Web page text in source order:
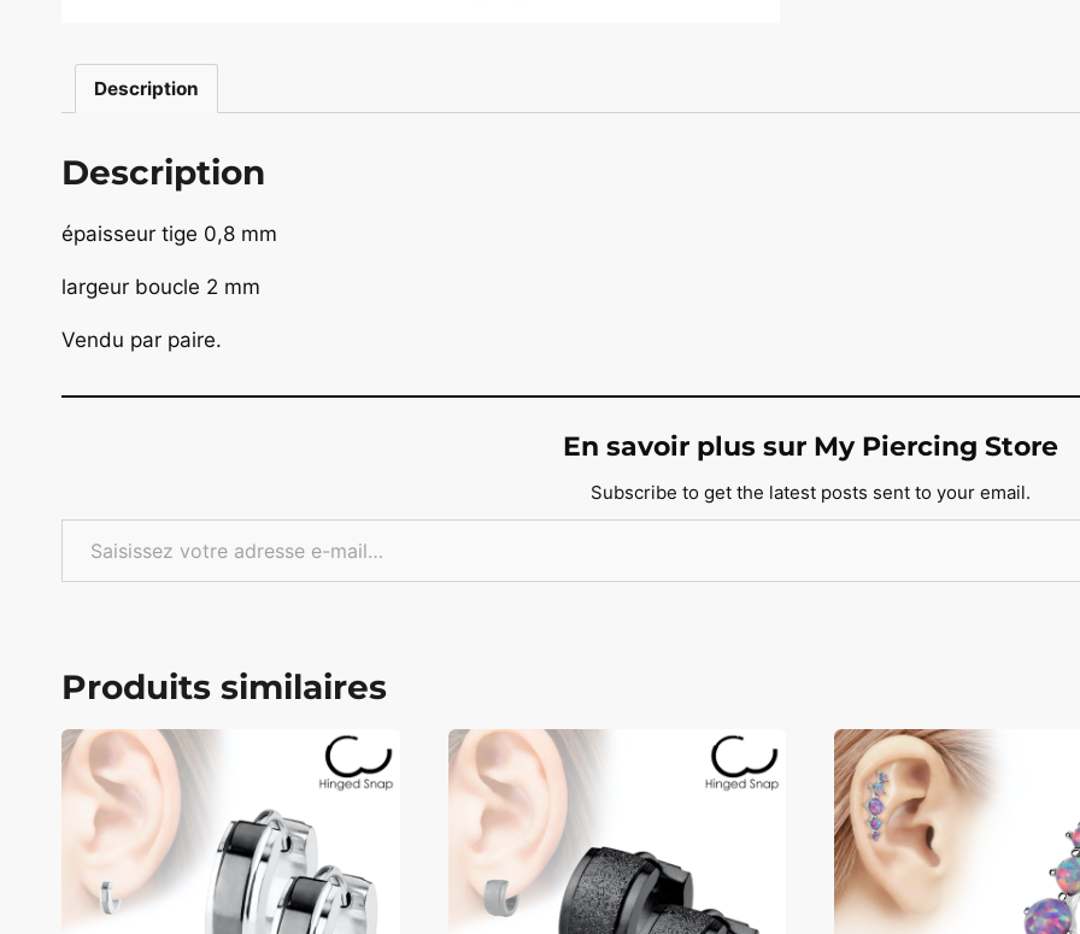
Description
Description
épaisseur tige 0,8 mm
largeur boucle 2 mm
Vendu par paire.
En savoir plus sur My Piercing Store
Subscribe to get the latest posts sent to your email.
Saisissez votre adresse e-mail…
Produits similaires